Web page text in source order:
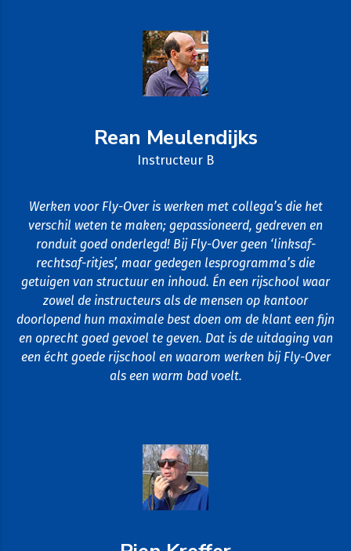
Rean Meulendijks
Instructeur B
Werken voor Fly-Over is werken met collega’s die het
verschil weten te maken; gepassioneerd, gedreven en
ronduit goed onderlegd! Bij Fly-Over geen ‘linksaf-
rechtsaf-ritjes’, maar gedegen lesprogramma’s die
getuigen van structuur en inhoud. Én een rijschool waar
zowel de instructeurs als de mensen op kantoor
doorlopend hun maximale best doen om de klant een fijn
en oprecht goed gevoel te geven. Dat is de uitdaging van
een écht goede rijschool en waarom werken bij Fly-Over
als een warm bad voelt.